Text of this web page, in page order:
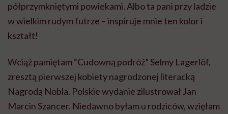
półprzymkniętymi powiekami. Albo ta pani przy ladzie
w wielkim rudym futrze – inspiruje mnie ten kolor i
kształt!
Wciąż pamiętam “Cudowną podróż” Selmy Lagerlöf,
zresztą pierwszej kobiety nagrodzonej literacką
Nagrodą Nobla. Polskie wydanie zilustrował Jan
Marcin Szancer. Niedawno byłam u rodziców, wzięłam